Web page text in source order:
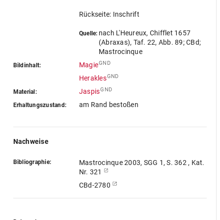
Rückseite: Inschrift
Quelle: nach L'Heureux, Chifflet 1657
(Abraxas), Taf. 22, Abb. 89; CBd;
Mastrocinque
Bildinhalt: MagieGND
HeraklesGND
Material: JaspisGND
Erhaltungszustand: am Rand bestoßen
Nachweise
Bibliographie:
Mastrocinque 2003, SGG 1, S. 362 , Kat.
Nr. 321
CBd-2780